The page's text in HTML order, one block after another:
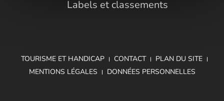
Labels et classements
TOURISME ET HANDICAP CONTACT
PLAN DU SITE
MENTIONS LÉGALES
DONNÉES PERSONNELLES